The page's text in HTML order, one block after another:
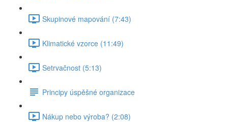
Skupinové mapování (7:43)
Klimatické vzorce (11:49)
Setrvačnost (5:13)
Principy úspěšné organizace
Nákup nebo výroba? (2:08)